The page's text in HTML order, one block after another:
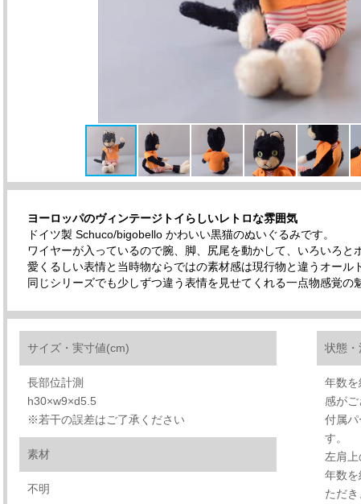
ヨーロッパのヴィンテージトイらしいレトロな雰囲気
ドイツ製 Schuco/bigobello かわいい黒猫のぬいぐるみです。
ワイヤーが入っているので腕、脚、尻尾を動かして、いろいろと
愛くるしい表情と当時物ならではの素材感は現行物と違うオール
同じシリーズでも少しずつ違う表情を見せてくれる一点物感覚の
サイズ・実寸値(cm)
長部位計測
h30×w9×d5.5
※若干の誤差はご了承ください
素材
不明
状態・
年数を
感がご
付属パ
す。
左肩上
年数
ただ